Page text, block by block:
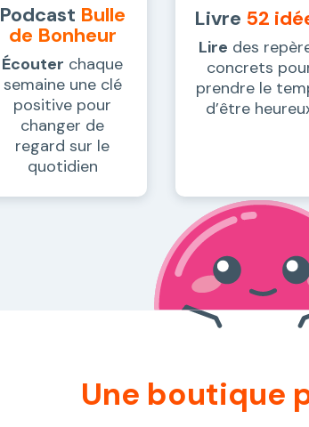
Podcast Bulle
de Bonheur
Écouter chaque
semaine une clé
positive pour
changer de
regard sur le
quotidien
Livre 52
Lire des
concrets
prendre le
d’être
Une boutique